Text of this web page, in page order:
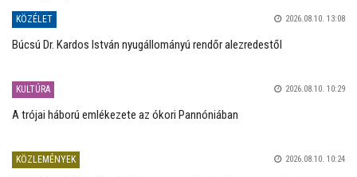
KÖZÉLET 2026.08.10. 13:08
Búcsú Dr. Kardos István nyugállományú rendőr alezredestől
KULTÚRA 2026.08.10. 10:29
A trójai háború emlékezete az ókori Pannóniában
KÖZLEMÉNYEK 2026.08.10. 10:24